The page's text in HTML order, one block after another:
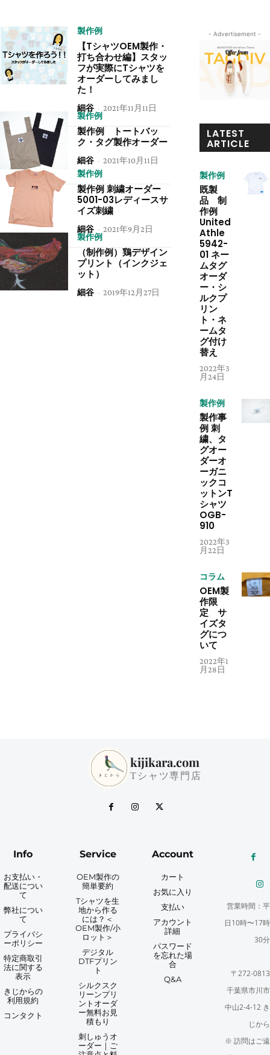
製作例
【TシャツOEM製作・
打ち合わせ編】スタッ
フが実際にTシャツを
オーダーしてみまし
た！
細谷 - 2021年11月11日
製作例
製作例 トートバッ
ク・タグ製作オーダー
細谷 - 2021年10月11日
製作例
製作例 刺繍オーダー
5001-03レディースサ
イズ刺繍
細谷 - 2021年9月2日
製作例
（制作例）鶏デザイン
プリント（インクジェ
ット）
細谷 - 2019年12月27日
- Advertisement -
LATEST
ARTICLE
製作例
既製
品 制
作例
United
Athle
5942-
01 ネー
ムタグ
オーダ
ー・シ
ルクプ
リン
ト・ネ
ームタ
グ付け
替え
2022年3
月24日
製作例
製作事
例 刺
繍、タ
グオー
ダーオ
ーガニ
ックコ
ットンT
シャツ
OGB-
910
2022年3
月22日
コラム
OEM製
作限
定 サ
イズタ
グにつ
いて
2022年1
月28日
kijikara.com
Tシャツ専門店
Info
お支払い・
配送につい
て
弊社につい
て
プライバシ
ーポリシー
特定商取引
法に関する
表示
きじからの
利用規約
コンタクト
Service
OEM製作の
簡単要約
Tシャツを生
地から作る
には？＜
OEM製作/小
ロット＞
デジタル
DTFプリン
ト
シルクスク
リーンプリ
ントオーダ
ー無料お見
積もり
刺しゅうオ
ーダー｜ご
Account
カート
お気に入り
支払い
アカウント
詳細
パスワード
を忘れた場
合
Q&A
営業時間：平
日10時〜17時
30分
〒272-0813
千葉県市川市
中山2-4-12 き
じから
※ 訪問はご遠